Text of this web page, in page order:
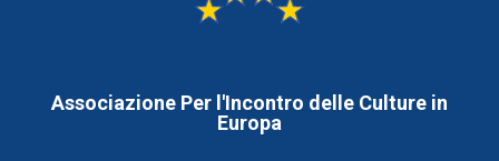
Associazione Per l'Incontro delle Culture in
Europa